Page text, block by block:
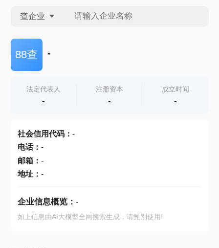
查企业
查企业
查产地
88查 -
法定代表人
-
注册资本
-
成立时间
-
社会信用代码： -
电话： -
邮箱： -
地址： -
企业信息概览： -
如上信息由AI大模型全网搜索生成，请甄别使用!